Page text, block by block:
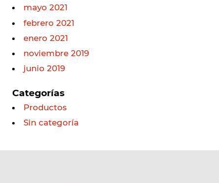
mayo 2021
febrero 2021
enero 2021
noviembre 2019
junio 2019
Categorías
Productos
Sin categoría